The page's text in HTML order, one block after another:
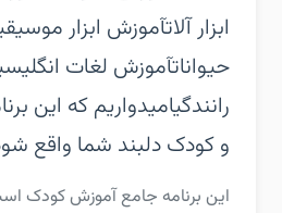
ابزار آلات‏آموزش ابزار
حیوانات‏آموزش لغات
رانندگی‏امیدواریم که این
و کودک دلبند شما واقع
‏‏این برنامه جامع آموزش کودک